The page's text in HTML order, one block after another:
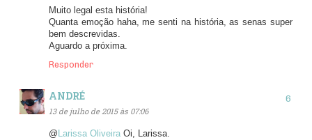
Muito legal esta história!
Quanta emoção haha, me senti na história, as senas super
bem descrevidas.
Aguardo a próxima.
Responder
ANDRÉ
13 de julho de 2015 às 07:06
@ Larissa Oliveira Oi, Larissa.